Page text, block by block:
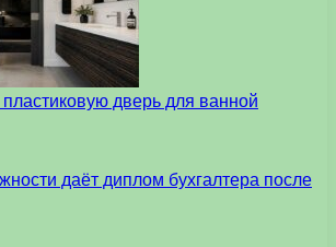
дверь для ванной
даёт диплом бухгалтера после